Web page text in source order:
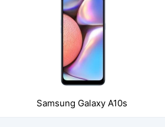
Samsung Galaxy A10s